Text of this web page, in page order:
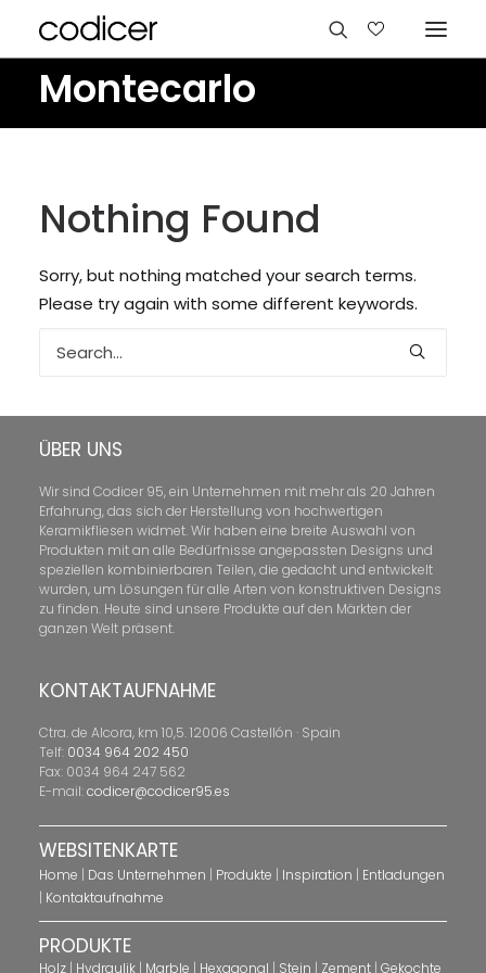
Results for:
Montecarlo
Nothing Found
Sorry, but nothing matched your search terms.
Please try again with some different keywords.
ÜBER UNS
Wir sind Codicer 95, ein Unternehmen mit mehr als 20 Jahren
Erfahrung, das sich der Herstellung von hochwertigen
Keramikfliesen widmet. Wir haben eine breite Auswahl von
Produkten mit an alle Bedürfnisse angepassten Designs und
speziellen kombinierbaren Teilen, die gedacht und entwickelt
wurden, um Lösungen für alle Arten von konstruktiven Designs
zu finden. Heute sind unsere Produkte auf den Märkten der
ganzen Welt präsent.
KONTAKTAUFNAHME
Ctra. de Alcora, km 10,5. 12006 Castellón · Spain
Telf: 0034 964 202 450
Fax: 0034 964 247 562
E-mail:codicer@codicer95.es
WEBSITENKARTE
Home | Das Unternehmen | Produkte | Inspiration | Entladungen
| Kontaktaufnahme
PRODUKTE
Holz | Hydraulik | Marble | Hexagonal | Stein | Zement | Gekochte